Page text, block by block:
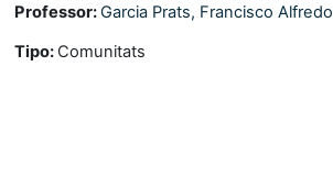
Professor:Garcia Prats, Francisco Alfredo
Tipo: Comunitats